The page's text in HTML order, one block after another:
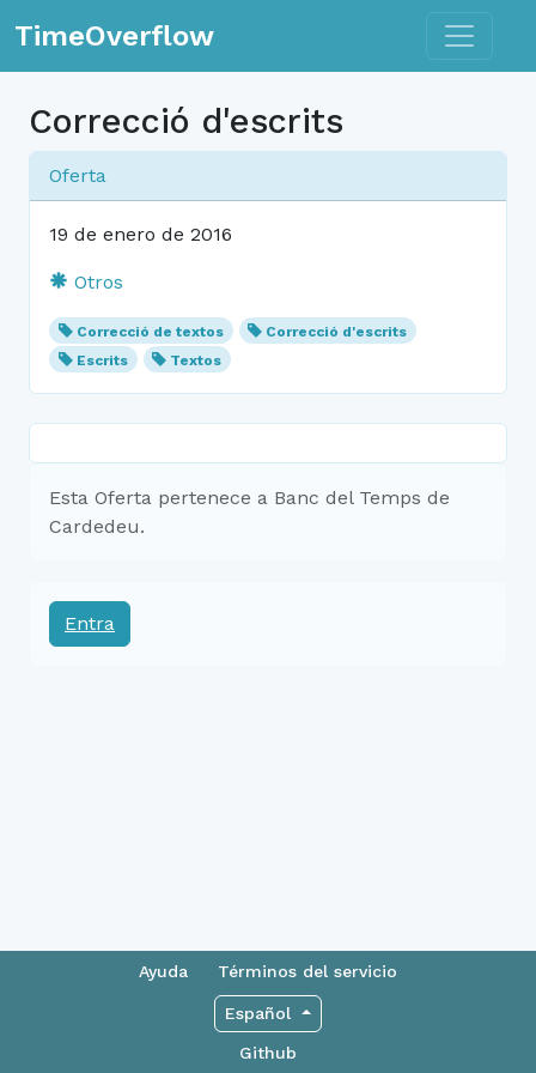
TimeOverflow Toggle
Correcció d'escrits
Oferta
19 de enero de 2016
Otros
Correcció de textos
Correcció d'escrits
Escrits
Textos
Esta Oferta pertenece a Banc del Temps de
Cardedeu.
Entra
Ayuda Términos del servicio
Español
Github